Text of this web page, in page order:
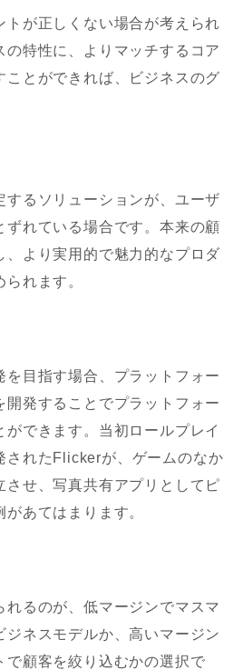
トが正しくない場合が考えられ
の特性に、よりマッチするコア
ことができれば、ビジネスのグ
するソリューションが、ユーザ
ずれている場合です。本来の顧
、より実用的で魅力的なプロダ
れます。
を目指す場合、プラットフォー
開発することでプラットフォー
ができます。当初ロールプレイ
されたFlickerが、ゲームのなか
させ、写真共有アプリとしてピ
あてはまります。
れるのが、低マージンでマスマ
ジネスモデルか、高いマージン
で顧客を絞り込むかの選択で